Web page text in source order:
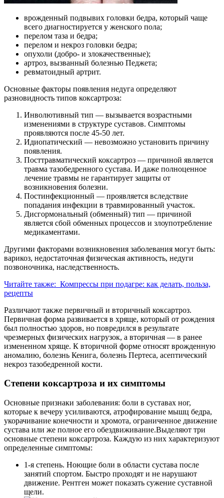
врожденный подвывих головки бедра, который чаще
всего диагностируется у женского пола;
перелом таза и бедра;
перелом и некроз головки бедра;
опухоли (добро- и злокачественные);
артроз, вызванный болезнью Педжета;
ревматоидный артрит.
Основные факторы появления недуга определяют
разновидность типов коксартроза:
Инволютивный тип — вызывается возрастными
изменениями в структуре суставов. Симптомы
проявляются после 45-50 лет.
Идиопатический — невозможно установить причину
появления.
Посттравматический коксартроз — причиной является
травма тазобедренного сустава. И даже полноценное
лечение травмы не гарантирует защиты от
возникновения болезни.
Постинфекционный — проявляется вследствие
попадания инфекции в травмированный участок.
Дисгормональный (обменный) тип — причиной
является сбой обменных процессов и злоупотребление
медикаментами.
Другими факторами возникновения заболевания могут быть:
варикоз, недостаточная физическая активность, недуги
позвоночника, наследственность.
Читайте также: Компрессы при подагре: как делать, польза,
рецепты
Различают также первичный и вторичный коксартроз.
Первичная форма развивается в хряще, который от рождения
был полностью здоров, но повредился в результате
чрезмерных физических нагрузок, а вторичная — в ранее
измененном хряще. К вторичной форме относят врожденную
аномалию, болезнь Кенига, болезнь Пертеса, асептический
некроз тазобедренной кости.
Степени коксартроза и их симптомы
Основные признаки заболевания: боли в суставах ног,
которые к вечеру усиливаются, атрофирование мышц бедра,
укорачивание конечности и хромота, ограниченное движение
сустава или же полное его обездвиживание.Выделяют три
основные степени коксартроза. Каждую из них характеризуют
определенные симптомы:
1-я степень. Ноющие боли в области сустава после
занятий спортом. Быстро проходят и не нарушают
движение. Рентген может показать сужение суставной
щели.